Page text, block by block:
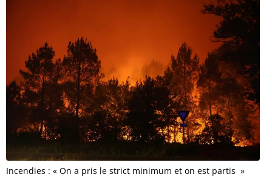
Incendies : « On a pris le strict minimum et on est partis »